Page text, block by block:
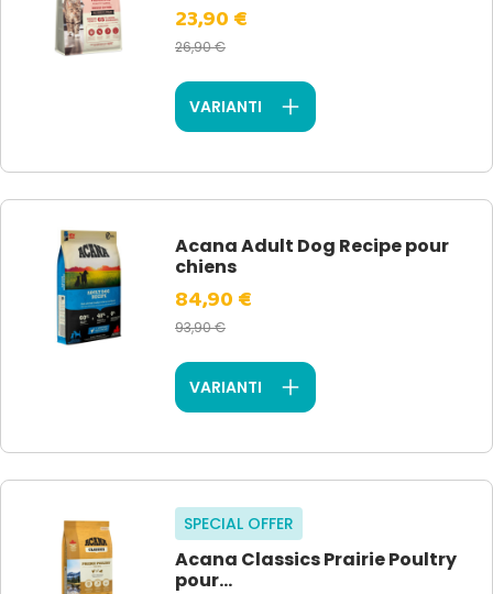
23,90 €
26,90 €
VARIANTI
Acana Adult Dog Recipe pour
chiens
84,90 €
93,90 €
VARIANTI
SPECIAL OFFER
Acana Classics Prairie Poultry
pour...